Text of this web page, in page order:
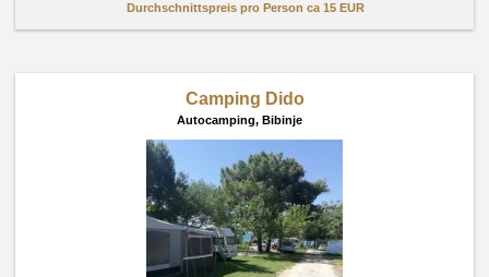
Durchschnittspreis pro Person ca 15 EUR
Camping Dido
Autocamping, Bibinje